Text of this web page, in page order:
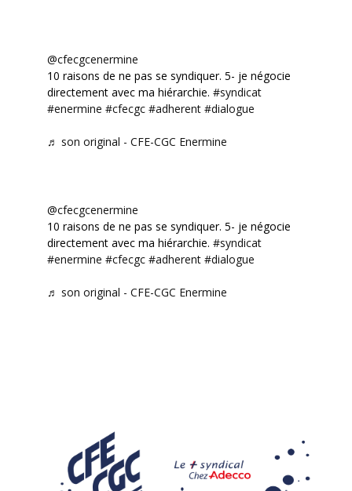
@cfecgcenermine
10 raisons de ne pas se syndiquer. 5- je négocie
directement avec ma hiérarchie. #syndicat
#enermine #cfecgc #adherent #dialogue
♬ son original - CFE-CGC Enermine
@cfecgcenermine
10 raisons de ne pas se syndiquer. 5- je négocie
directement avec ma hiérarchie. #syndicat
#enermine #cfecgc #adherent #dialogue
♬ son original - CFE-CGC Enermine